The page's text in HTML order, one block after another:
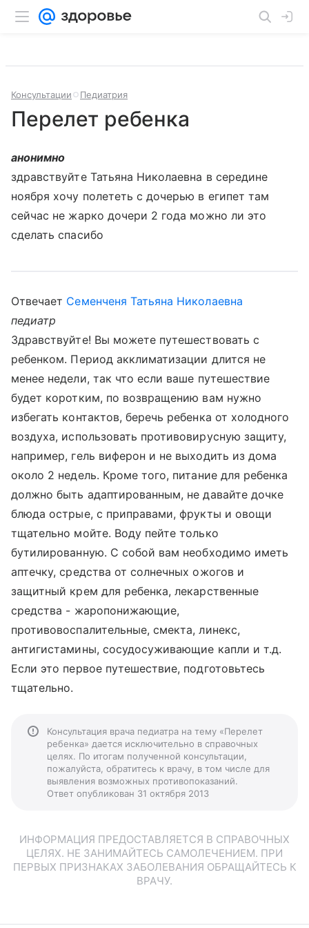
Консультации Педиатрия
Перелет ребенка
анонимно
здравствуйте Татьяна Николаевна в середине
ноября хочу полететь с дочерью в египет там
сейчас не жарко дочери 2 года можно ли это
сделать спасибо
Отвечает Семенченя Татьяна Николаевна
педиатр
Здравствуйте! Вы можете путешествовать с
ребенком. Период акклиматизации длится не
менее недели, так что если ваше путешествие
будет коротким, по возвращению вам нужно
избегать контактов, беречь ребенка от холодного
воздуха, использовать противовирусную защиту,
например, гель виферон и не выходить из дома
около 2 недель. Кроме того, питание для ребенка
должно быть адаптированным, не давайте дочке
блюда острые, с приправами, фрукты и овощи
тщательно мойте. Воду пейте только
бутилированную. С собой вам необходимо иметь
аптечку, средства от солнечных ожогов и
защитный крем для ребенка, лекарственные
средства - жаропонижающие,
противовоспалительные, смекта, линекс,
антигистамины, сосудосуживающие капли и т.д.
Если это первое путешествие, подготовьтесь
тщательно.
Консультация врача педиатра на тему «Перелет
ребенка» дается исключительно в справочных
целях. По итогам полученной консультации,
пожалуйста, обратитесь к врачу, в том числе для
выявления возможных противопоказаний.
Ответ опубликован 31 октября 2013
ИНФОРМАЦИЯ ПРЕДОСТАВЛЯЕТСЯ В СПРАВОЧНЫХ
ЦЕЛЯХ. НЕ ЗАНИМАЙТЕСЬ САМОЛЕЧЕНИЕМ. ПРИ
ПЕРВЫХ ПРИЗНАКАХ ЗАБОЛЕВАНИЯ ОБРАЩАЙТЕСЬ К
ВРАЧУ.